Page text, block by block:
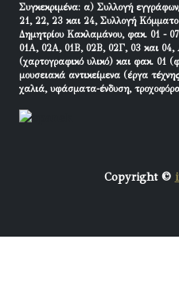
Συγκεκριμένα: α) Συλλογή
21, 22, 23 και 24, Συλλογή
Δημητρίου Κακλαμάνου, φακ. 01 -
01Α, 02Α, 01Β, 02Β, 02Γ, 03 και 04,
(χαρτογραφικό υλικό) και φακ. 01
μουσειακά αντικείμενα (έργα
χαλιά, υφάσματα-ένδυση,
Copyright ©